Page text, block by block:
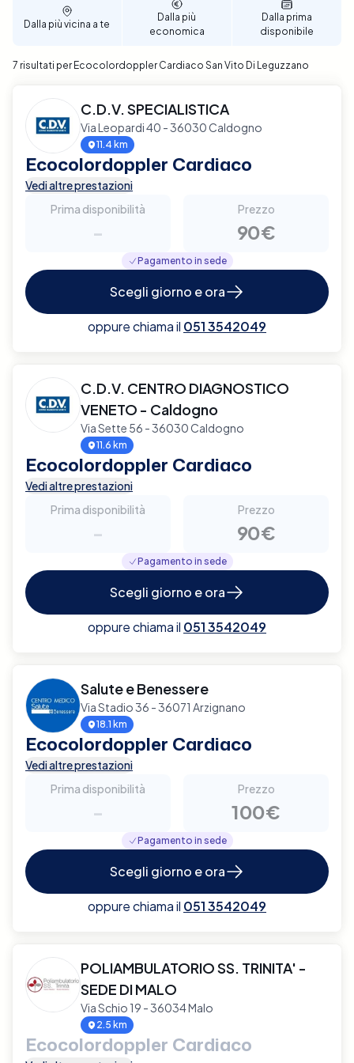
servizio affidabile e di qualità.
Dalla più vicina a te
Dalla più
economica
Dalla prima
disponibile
7 risultati per Ecocolordoppler Cardiaco San Vito Di Leguzzano
C.D.V. SPECIALISTICA
Via Leopardi 40 - 36030 Caldogno
11.4 km
Ecocolordoppler Cardiaco
Vedi altre prestazioni
Prima disponibilità
-
Prezzo
90€
Pagamento in sede
Scegli giorno e ora
oppure chiama il 051 3542049
C.D.V. CENTRO DIAGNOSTICO
VENETO - Caldogno
Via Sette 56 - 36030 Caldogno
11.6 km
Ecocolordoppler Cardiaco
Vedi altre prestazioni
Prima disponibilità
-
Prezzo
90€
Pagamento in sede
Scegli giorno e ora
oppure chiama il 051 3542049
Salute e Benessere
Via Stadio 36 - 36071 Arzignano
18.1 km
Ecocolordoppler Cardiaco
Vedi altre prestazioni
Prima disponibilità
-
Prezzo
100€
Pagamento in sede
Scegli giorno e ora
oppure chiama il 051 3542049
POLIAMBULATORIO SS. TRINITA' -
SEDE DI MALO
Via Schio 19 - 36034 Malo
2.5 km
Ecocolordoppler Cardiaco